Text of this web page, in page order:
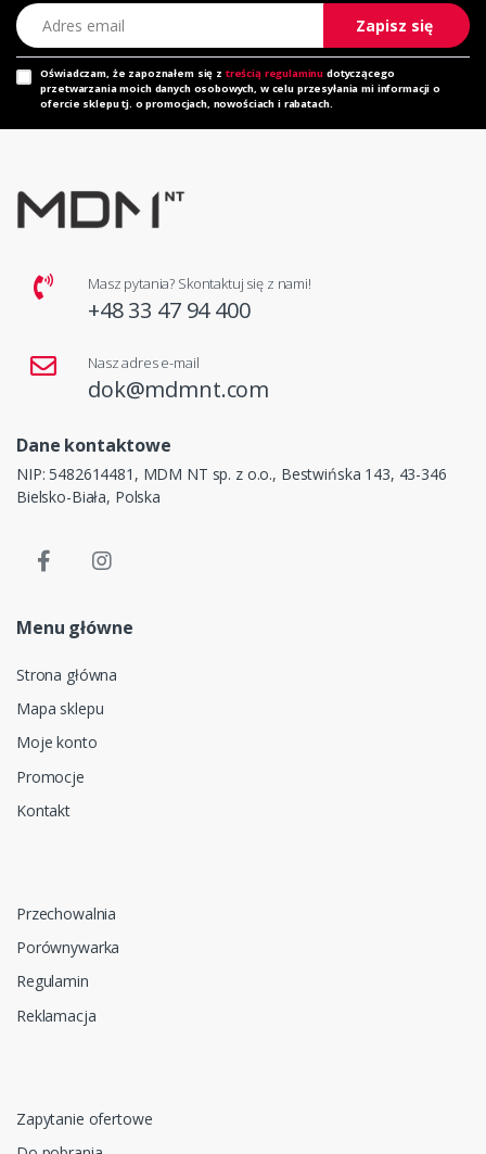
Adres email
Zapisz się
Oświadczam, że zapoznałem się z treścią regulaminu dotyczącego
przetwarzania moich danych osobowych, w celu przesyłania mi informacji o
ofercie sklepu tj. o promocjach, nowościach i rabatach.
Masz pytania? Skontaktuj się z nami!
+48 33 47 94 400
Nasz adres e-mail
dok@mdmnt.com
Dane kontaktowe
NIP: 5482614481, MDM NT sp. z o.o., Bestwińska 143, 43-346
Bielsko-Biała, Polska
Menu główne
Strona główna
Mapa sklepu
Moje konto
Promocje
Kontakt
Przechowalnia
Porównywarka
Regulamin
Reklamacja
Zapytanie ofertowe